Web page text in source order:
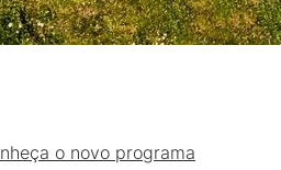
o novo programa